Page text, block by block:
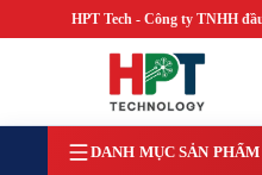
HPT Tech - Công ty TNHH
DANH MỤC SẢN PHẨM